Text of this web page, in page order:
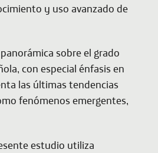
y uso avanzado de
sobre el grado
con especial énfasis en
las últimas tendencias
fenómenos emergentes,
estudio utiliza